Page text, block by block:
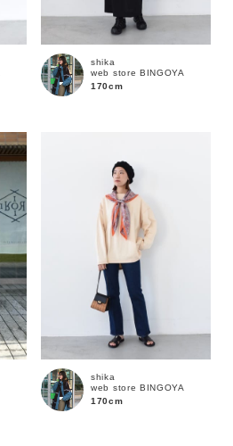
shika
web store BINGOYA
170cm
shika
web store BINGOYA
170cm